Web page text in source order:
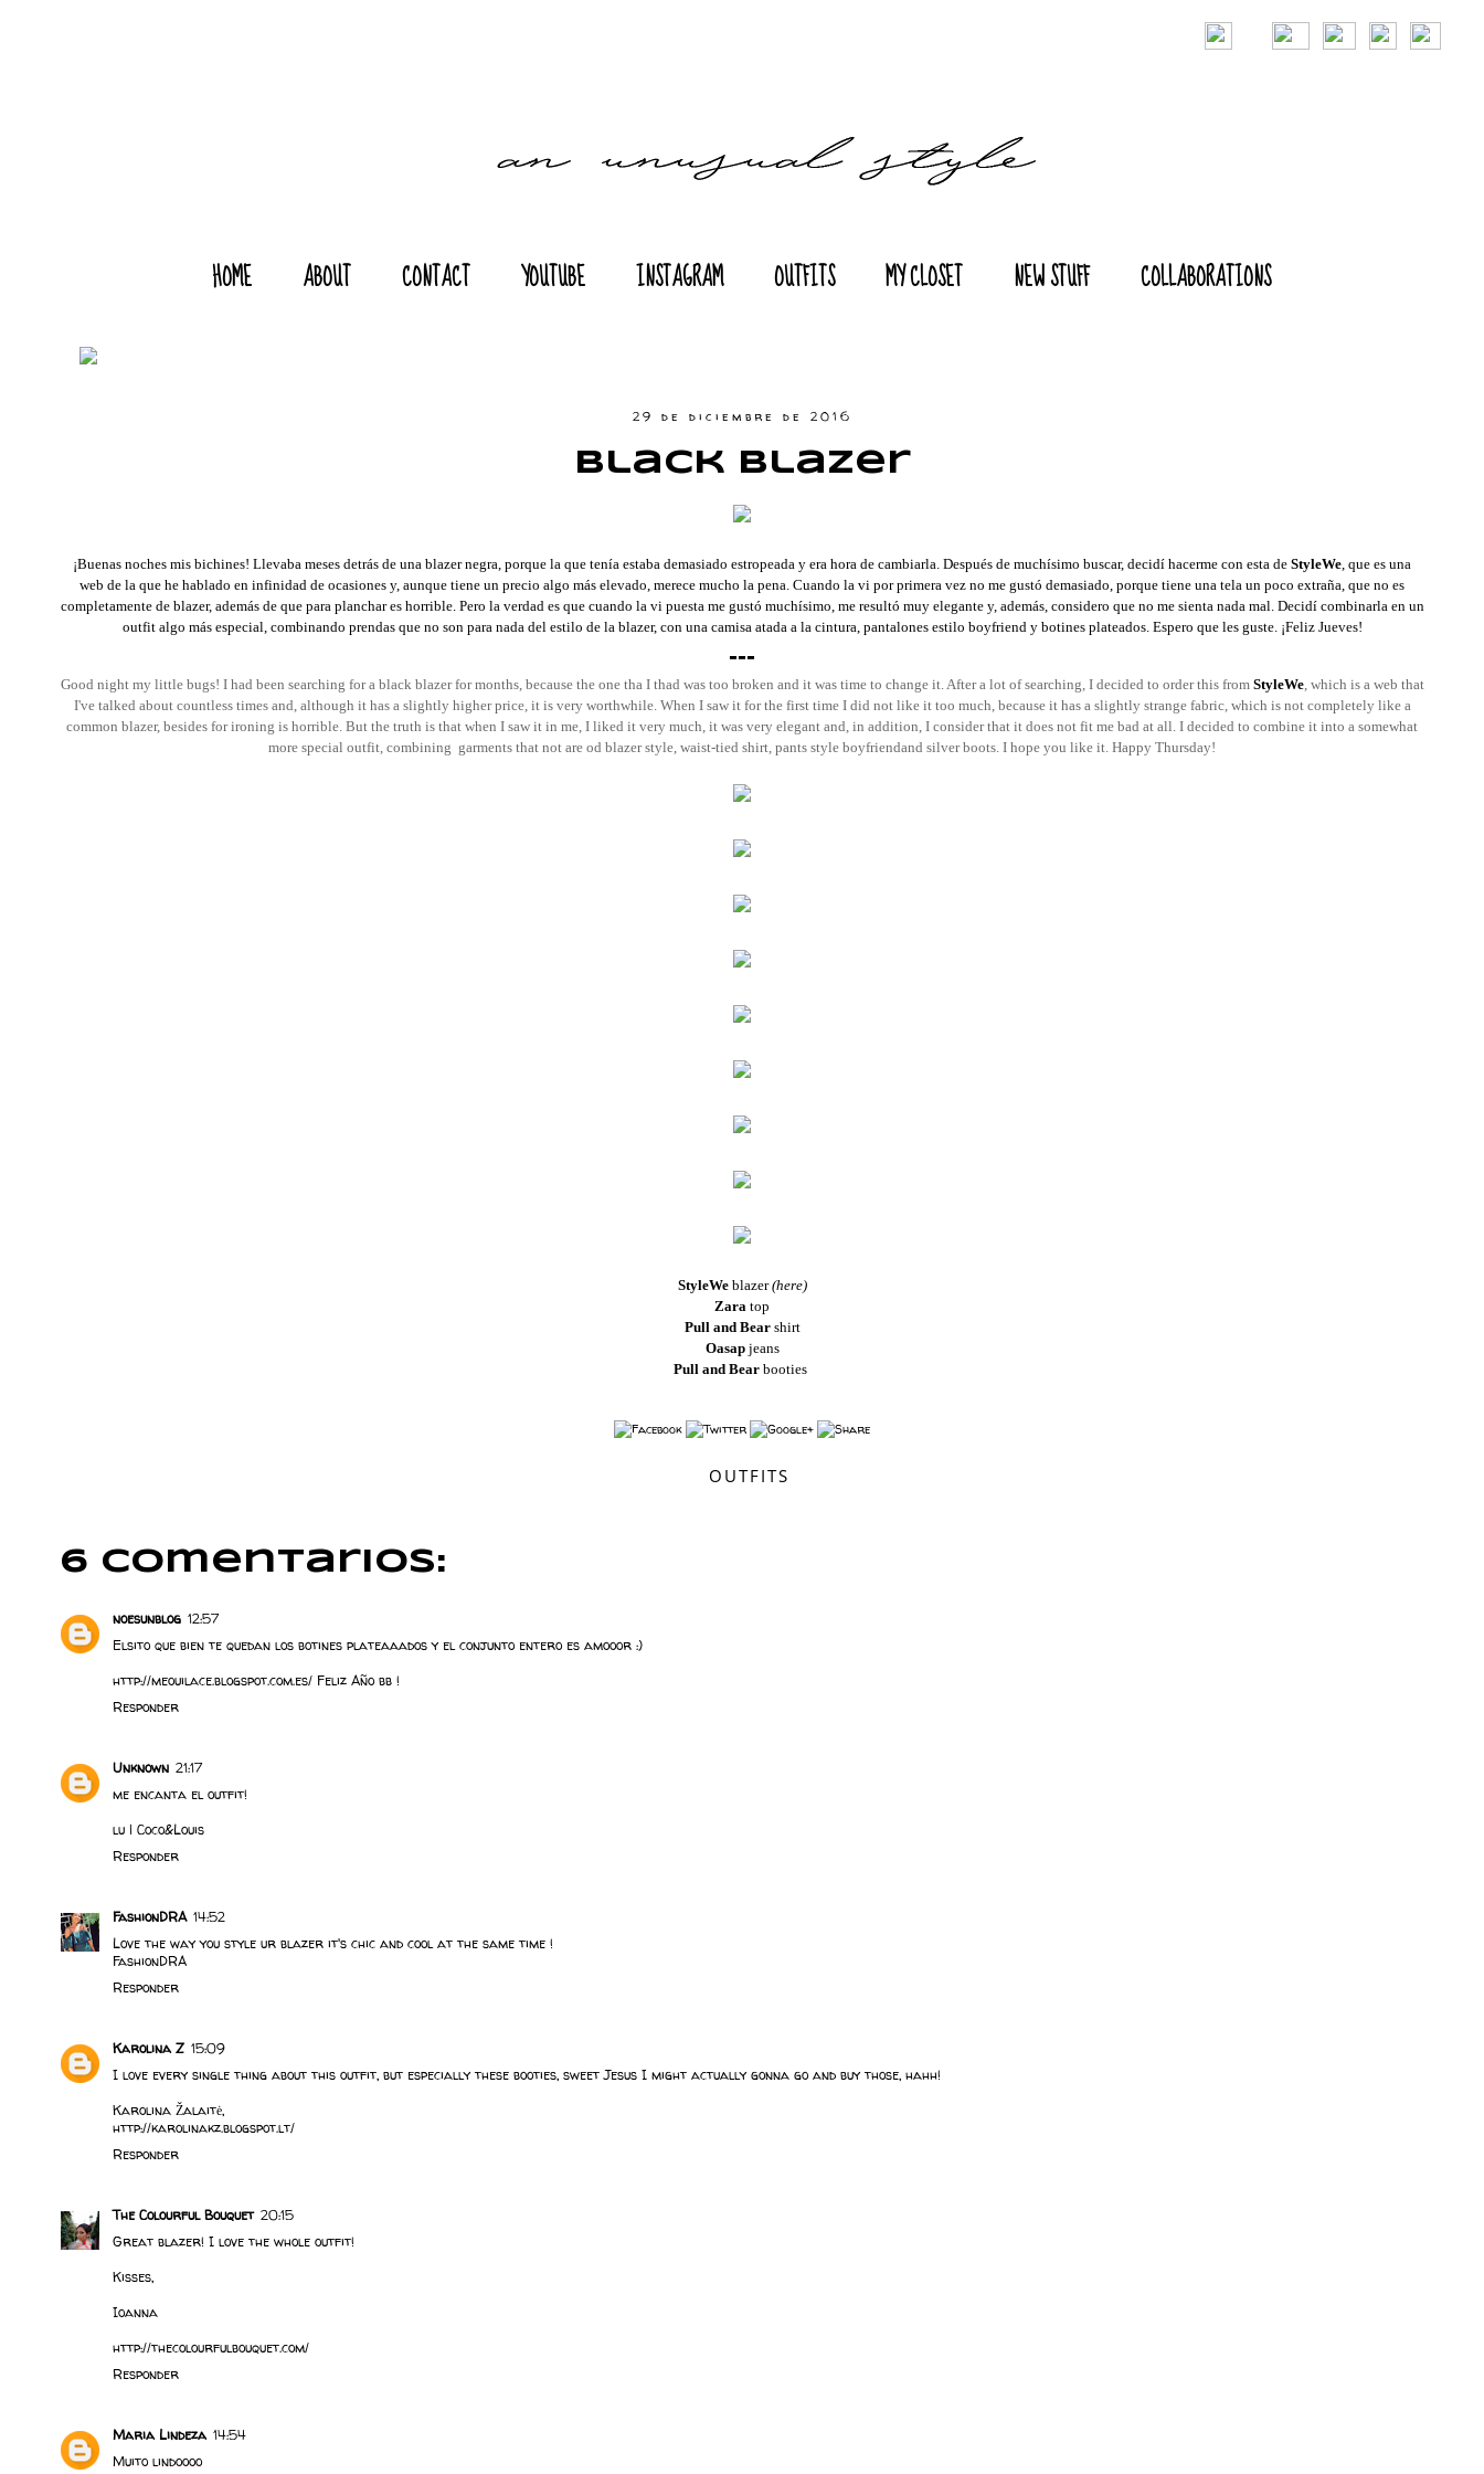
HOME ABOUT CONTACT YOUTUBE INSTAGRAM OUTFITS MY CLOSET NEW STUFF COLLABORATIONS
29 de diciembre de 2016
Black Blazer
¡Buenas noches mis bichines! Llevaba meses detrás de una blazer negra, porque la que tenía estaba demasiado estropeada y era hora de cambiarla. Después de muchísimo buscar, decidí hacerme con esta de StyleWe, que es una
web de la que he hablado en infinidad de ocasiones y, aunque tiene un precio algo más elevado, merece mucho la pena. Cuando la vi por primera vez no me gustó demasiado, porque tiene una tela un poco extraña, que no es
completamente de blazer, además de que para planchar es horrible. Pero la verdad es que cuando la vi puesta me gustó muchísimo, me resultó muy elegante y, además, considero que no me sienta nada mal. Decidí combinarla en un
outfit algo más especial, combinando prendas que no son para nada del estilo de la blazer, con una camisa atada a la cintura, pantalones estilo boyfriend y botines plateados. Espero que les guste. ¡Feliz Jueves!
---
Good night my little bugs! I had been searching for a black blazer for months, because the one tha I thad was too broken and it was time to change it. After a lot of searching, I decided to order this from StyleWe, which is a web that
I've talked about countless times and, although it has a slightly higher price, it is very worthwhile. When I saw it for the first time I did not like it too much, because it has a slightly strange fabric, which is not completely like a
common blazer, besides for ironing is horrible. But the truth is that when I saw it in me, I liked it very much, it was very elegant and, in addition, I consider that it does not fit me bad at all. I decided to combine it into a somewhat
more special outfit, combining garments that not are od blazer style, waist-tied shirt, pants style boyfriendand silver boots. I hope you like it. Happy Thursday!
StyleWe blazer(here)
Zara top
Pull and Bear shirt
Oasap jeans
Pull and Bear booties
OUTFITS
6 comentarios:
noesunblog 12:57
Elsito que bien te quedan los botines plateaaados y el conjunto entero es amooor :)
http://meouilace.blogspot.com.es/ Feliz Año bb !
Responder
Unknown 21:17
me encanta el outfit!
lu | Coco&Louis
Responder
FashionDRA 14:52
Love the way you style ur blazer it's chic and cool at the same time !
FashionDRA
Responder
Karolina Z 15:09
I love every single thing about this outfit, but especially these booties, sweet Jesus I might actually gonna go and buy those, hahh!
Karolina Žalaitė,
http://karolinakz.blogspot.lt/
Responder
The Colourful Bouquet 20:15
Great blazer! I love the whole outfit!
Kisses,
Ioanna
http://thecolourfulbouquet.com/
Responder
Maria Lindeza 14:54
Muito lindoooo